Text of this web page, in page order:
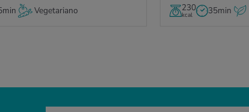
Vegetariano 230
kcal 35min